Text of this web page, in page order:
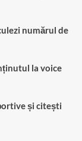
numărul de
la voice
și citești